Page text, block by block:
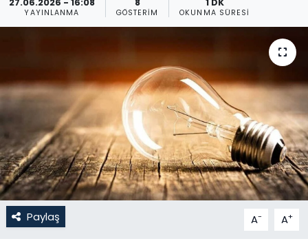
YAYINLANMA GÖSTERIM OKUNMA SÜRESI
Paylaş A- A+
GEZİ
Gündem
KKTC
KKTC YEREL SEÇİM 2018
Kültür Sanat